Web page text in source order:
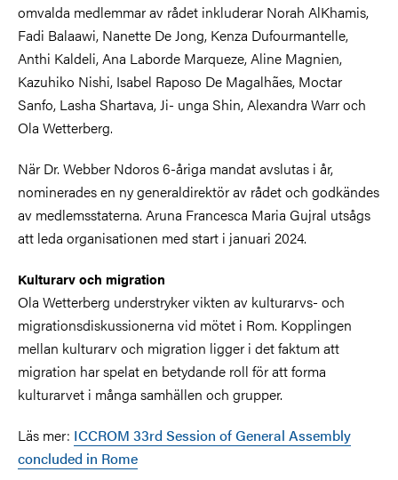
omvalda medlemmar av rådet inkluderar Norah AlKhamis,
Fadi Balaawi, Nanette De Jong, Kenza Dufourmantelle,
Anthi Kaldeli, Ana Laborde Marqueze, Aline Magnien,
Kazuhiko Nishi, Isabel Raposo De Magalhães, Moctar
Sanfo, Lasha Shartava, Ji- unga Shin, Alexandra Warr och
Ola Wetterberg.
När Dr. Webber Ndoros 6-åriga mandat avslutas i år,
nominerades en ny generaldirektör av rådet och godkändes
av medlemsstaterna. Aruna Francesca Maria Gujral utsågs
att leda organisationen med start i januari 2024.
Kulturarv och migration
Ola Wetterberg understryker vikten av kulturarvs- och
migrationsdiskussionerna vid mötet i Rom. Kopplingen
mellan kulturarv och migration ligger i det faktum att
migration har spelat en betydande roll för att forma
kulturarvet i många samhällen och grupper.
Läs mer: ICCROM 33rd Session of General Assembly
concluded in Rome